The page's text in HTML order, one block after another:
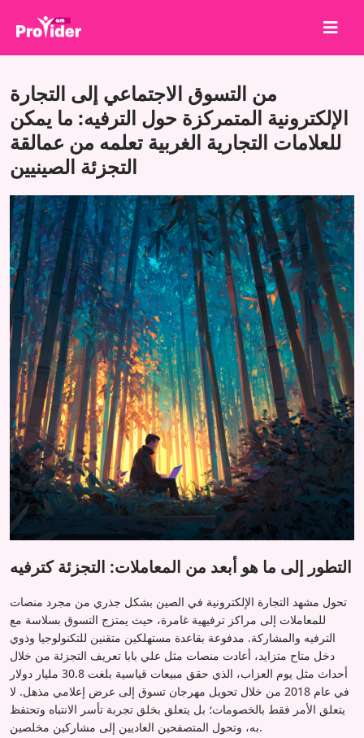
من نحن
تسجيل الدخول
إنشاء حساب
الخدمات
API
الشروط
مدونة
من التسوق الاجتماعي إلى التجارة
الإلكترونية المتمركزة حول الترفيه: ما يمكن
للعلامات التجارية الغربية تعلمه من عمالقة
التجزئة الصينيين
التطور إلى ما هو أبعد من المعاملات: التجزئة كترفيه
تحول مشهد التجارة الإلكترونية في الصين بشكل جذري من مجرد منصات
للمعاملات إلى مراكز ترفيهية غامرة، حيث يمتزج التسوق بسلاسة مع
الترفيه والمشاركة. مدفوعة بقاعدة مستهلكين متقنين للتكنولوجيا وذوي
دخل متاح متزايد، أعادت منصات مثل علي بابا تعريف التجزئة من خلال
أحداث مثل يوم العزاب، الذي حقق مبيعات قياسية بلغت 30.8 مليار دولار
في عام 2018 من خلال تحويل مهرجان تسوق إلى عرض إعلامي مذهل. لا
يتعلق الأمر فقط بالخصومات؛ بل يتعلق بخلق تجربة تأسر الانتباه وتحتفظ
به، وتحول المتصفحين العاديين إلى مشاركين مخلصين.